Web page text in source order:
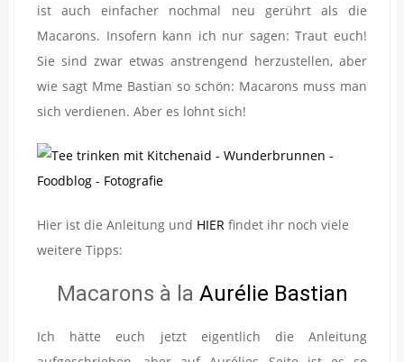
ist auch einfacher nochmal neu gerührt als die
Macarons. Insofern kann ich nur sagen: Traut euch!
Sie sind zwar etwas anstrengend herzustellen, aber
wie sagt Mme Bastian so schön: Macarons muss man
sich verdienen. Aber es lohnt sich!
Hier ist die Anleitung und HIER findet ihr noch viele
weitere Tipps:
Macarons à la Aurélie Bastian
Ich hätte euch jetzt eigentlich die Anleitung